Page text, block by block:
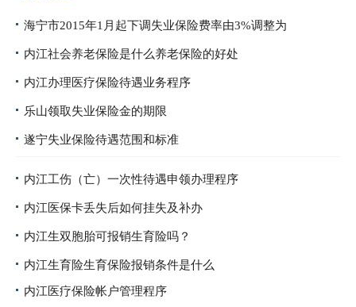
海宁市2015年1月起下调失业保险费率由3%调整为
内江社会养老保险是什么养老保险的好处
内江办理医疗保险待遇业务程序
乐山领取失业保险金的期限
遂宁失业保险待遇范围和标准
内江工伤（亡）一次性待遇申领办理程序
内江医保卡丢失后如何挂失及补办
内江生双胞胎可报销生育险吗？
内江生育险生育保险报销条件是什么
内江医疗保险帐户管理程序